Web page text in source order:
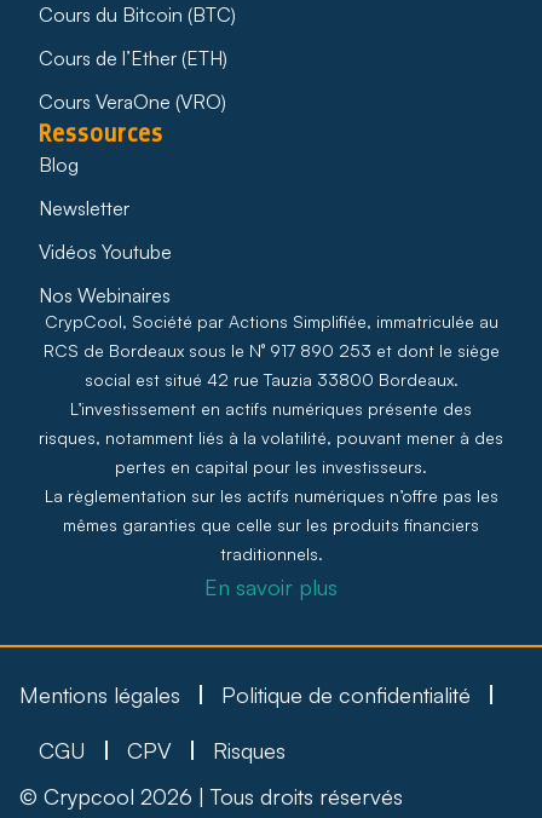
Cours du Bitcoin (BTC)
Cours de l’Ether (ETH)
Cours VeraOne (VRO)
Ressources
Blog
Newsletter
Vidéos Youtube
Nos Webinaires
CrypCool, Société par Actions Simplifiée, immatriculée au
RCS de Bordeaux sous le N° 917 890 253 et dont le siège
social est situé 42 rue Tauzia 33800 Bordeaux.
L’investissement en actifs numériques présente des
risques, notamment liés à la volatilité, pouvant mener à des
pertes en capital pour les investisseurs.
La règlementation sur les actifs numériques n’offre pas les
mêmes garanties que celle sur les produits financiers
traditionnels.
En savoir plus
Mentions légales Politique de confidentialité
CGU CPV
Risques
© Crypcool 2026 | Tous droits réservés